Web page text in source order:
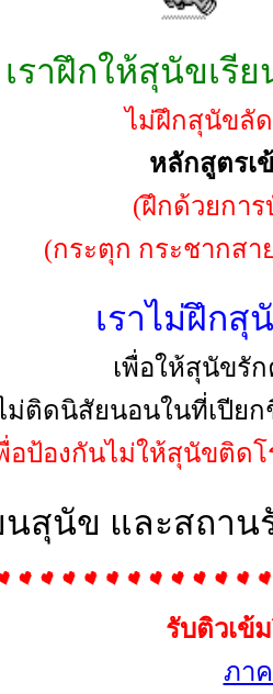
เราฝึกให้สุนัขเรี
ไม่ฝึกสุนัขลั
หลักสูตรเ
(ฝึกด้วยกา
(กระตุก กระชากส
เราไม่ฝึกสุ
เพื่อให้สุนัขรั
ม่ติดนิสัยนอนในที่เปีย
อป้องกันไม่ให้สุนัขติด
นสุนัข และสถา
รับติวเข้
ภา